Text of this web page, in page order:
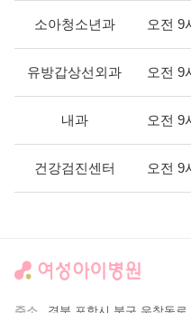
소아청소년과 오전 9
유방갑상선외과 오전 9
내과 오전 9
건강검진센터 오전 9